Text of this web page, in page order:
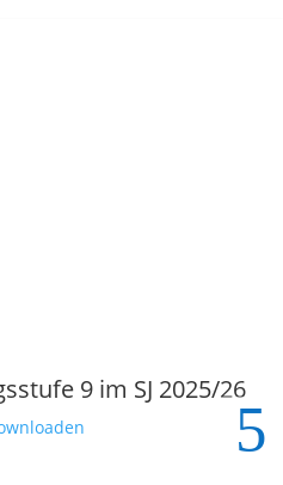
9 im SJ 2025/26